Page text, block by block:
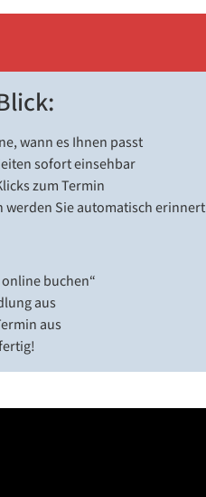
wann es Ihnen passt
sofort einsehbar
zum Termin
werden Sie automatisch erinnert
buchen“
aus
aus